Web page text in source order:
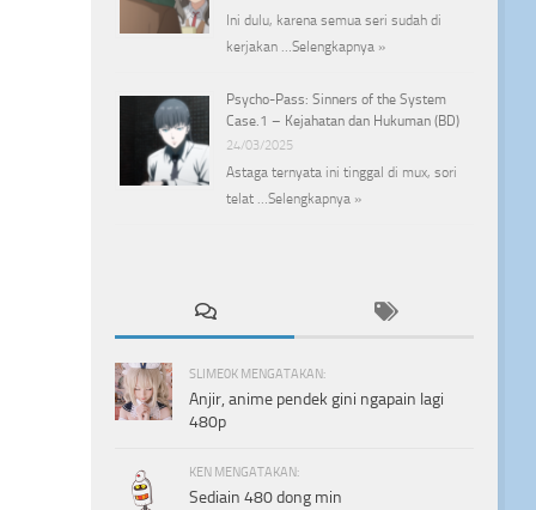
Ini dulu, karena semua seri sudah di
kerjakan …Selengkapnya »
Psycho-Pass: Sinners of the System
Case.1 – Kejahatan dan Hukuman (BD)
24/03/2025
Astaga ternyata ini tinggal di mux, sori
telat …Selengkapnya »
SLIME0K MENGATAKAN:
Anjir, anime pendek gini ngapain lagi
480p
KEN MENGATAKAN:
Sediain 480 dong min